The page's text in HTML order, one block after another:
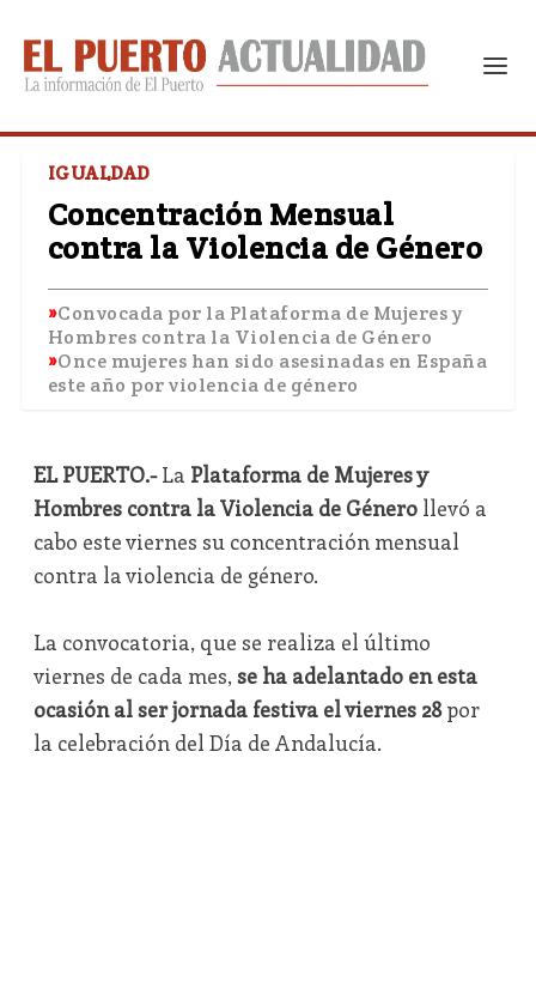
IGUALDAD
Concentración Mensual
contra la Violencia de Género
Convocada por la Plataforma de Mujeres y
Hombres contra la Violencia de Género
Once mujeres han sido asesinadas en España
este año por violencia de género
EL PUERTO.-La Plataforma de Mujeres y
Hombres contra la Violencia de Génerollevó a
cabo este viernes su concentración mensual
contra la violencia de género.
La convocatoria, que se realiza el último
viernes de cada mes, se ha adelantado en esta
ocasión al ser jornada festiva el viernes 28por
la celebración del Día de Andalucía.